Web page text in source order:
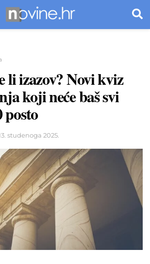
li izazov? Novi kviz
koji neće baš svi
studenoga 2025.